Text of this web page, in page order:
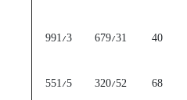
40
679/31
991/3
68
320/52
551/5